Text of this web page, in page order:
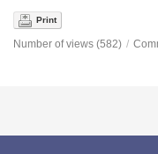
Print
Number of views (582) /